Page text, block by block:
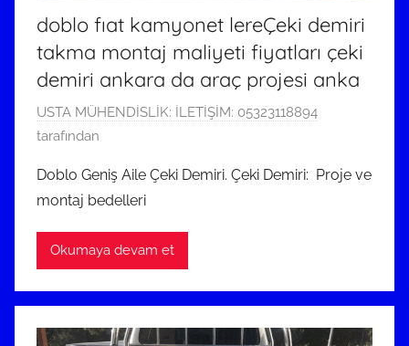
doblo fıat kamyonet lereÇeki demiri
takma montaj maliyeti fiyatları çeki
demiri ankara da araç projesi anka
1
2
y
l
ü
0
2
USTA MÜHENDİSLİK: İLETİŞİM: 05323118894
tarafından
Doblo Geniş Aile Çeki Demiri. Çeki Demiri: Proje ve
montaj bedelleri
Okumaya devam et